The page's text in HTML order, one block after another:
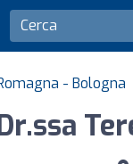
- Bologna